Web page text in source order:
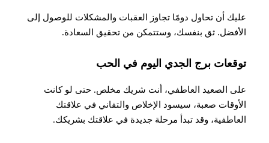
عليك أن تحاول دومًا تجاوز العقبات والمشكلات للوصول إلى
الأفضل. ثق بنفسك، وستتمكن من تحقيق السعادة.
توقعات برج الجدي اليوم في الحب
على الصعيد العاطفي، أنت شريك مخلص. حتى لو كانت
الأوقات صعبة، سيسود الإخلاص والتفاني في علاقتك
العاطفية، وقد تبدأ مرحلة جديدة في علاقتك بشريكك.